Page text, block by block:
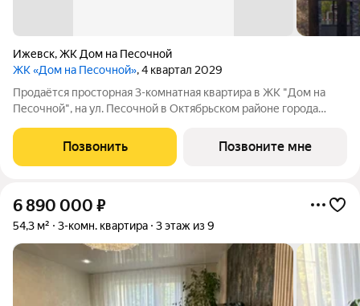
Ижевск,ЖК Дом на Песочной
ЖК «Дом на Песочной», 4 квартал 2029
Продаётся просторная 3-комнатная квартира в ЖК "Дом на
Песочной", на ул. Песочной в Октябрьском районе города
окон будут на зелёный район и городской пруд Дворовое
пространство находится на
Позвонить Позвоните мне
6 890 000 ₽
54,3 м² 3-комн. квартира 3 этаж из 9